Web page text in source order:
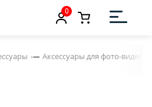
0
Аксессуары для фото-